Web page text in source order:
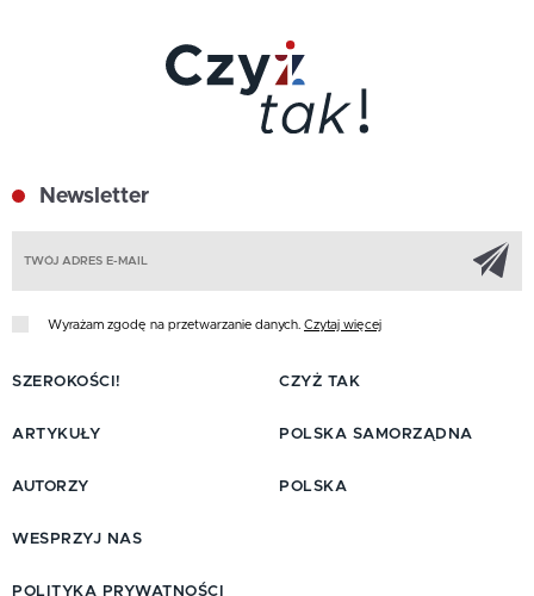
Newsletter
Wyrażam zgodę na przetwarzanie danych. Czytaj więcej
SZEROKOŚCI!
ARTYKUŁY
AUTORZY
CZYŻ TAK
POLSKA SAMORZĄDNA
POLSKA
WESPRZYJ NAS
POLITYKA PRYWATNOŚCI